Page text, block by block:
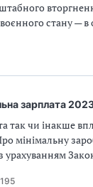
стану — в
зарплата
так чи інакше
мінімальну
урахуванням